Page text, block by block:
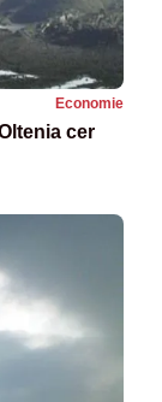
Economie
cer